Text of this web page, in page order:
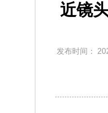
近镜
发布时间：